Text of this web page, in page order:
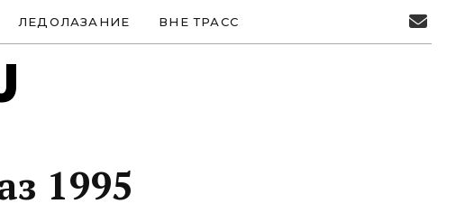
ЛЕДОЛАЗАНИЕ ВНЕ ТРАСС
1995